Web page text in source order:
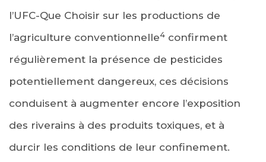
l’UFC-Que Choisir sur les productions de
l’agriculture conventionnelle4 confirment
régulièrement la présence de pesticides
potentiellement dangereux, ces décisions
conduisent à augmenter encore l’exposition
des riverains à des produits toxiques, et à
durcir les conditions de leur confinement.